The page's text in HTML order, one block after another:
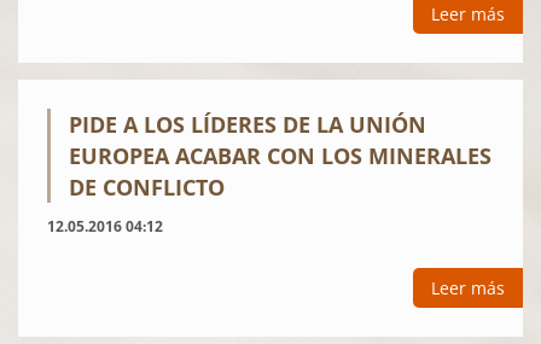
Leer más
PIDE A LOS LÍDERES DE LA UNIÓN
EUROPEA ACABAR CON LOS MINERALES
DE CONFLICTO
12.05.2016 04:12
Leer más